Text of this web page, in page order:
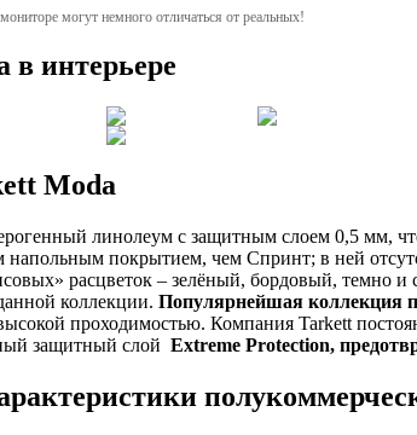
могут немного отличаться от реальных!
интерьере
Moda
линолеум с защитным слоем 0,5 мм,
покрытием, чем Спринт; в ней
расцветок – зелёный, бордовый, темно и
коллекции. Популярнейшая коллекция
проходимостью. Компания Tarkett
защитный слой Extreme Protection,